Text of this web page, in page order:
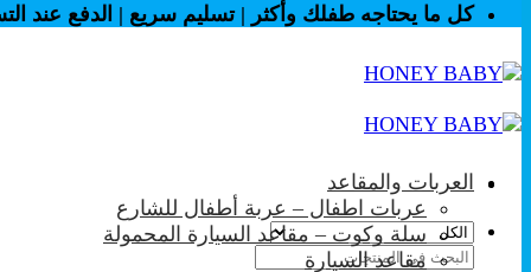
كل ما يحتاجه طفلك وأكثر | تسليم سريع | الدفع عند
البحث
العربات والمقاعد
عربات اطفال – عربة أطفال للشارع
سلة وكوت – مقاعد السيارة المحمولة
مقاعد السيارة